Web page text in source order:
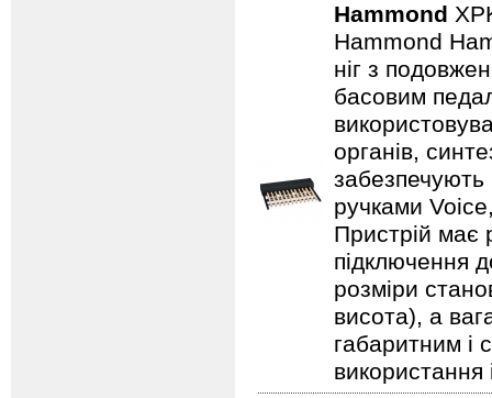
Hammond
Hammond
ніг з
басовим
органів,
ручками
Пристрій має
підключення
розміри
висота), а
габаритним і
використання